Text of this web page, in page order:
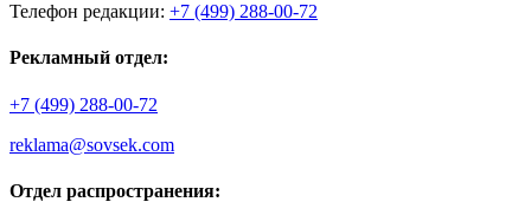
Телефон редакции: +7 (499) 288-00-72
Рекламный отдел:
+7 (499) 288-00-72
reklama@sovsek.com
Отдел распространения: